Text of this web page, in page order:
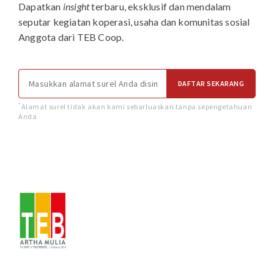
Dapatkan insightterbaru, eksklusif dan mendalam
seputar kegiatan koperasi, usaha dan komunitas sosial
Anggota dari TEB Coop.
DAFTAR SEKARANG
*Alamat surel tidak akan kami sebarluaskan tanpa sepengetahuan
Anda